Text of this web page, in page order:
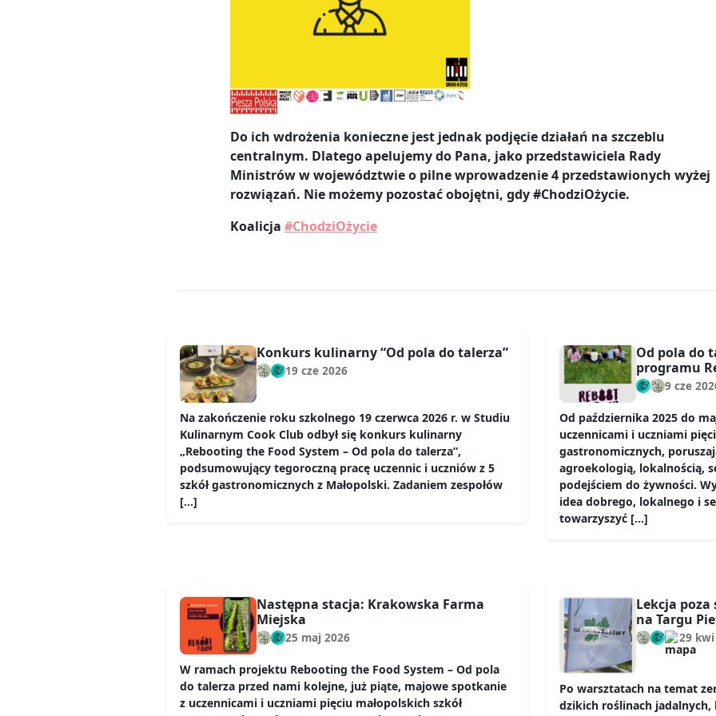
Do ich wdrożenia konieczne jest jednak podjęcie działań na szczeblu
centralnym. Dlatego apelujemy do Pana, jako przedstawiciela Rady
Ministrów w województwie o pilne wprowadzenie 4 przedstawionych wyżej
rozwiązań. Nie możemy pozostać obojętni, gdy#ChodziOżycie.
Koalicja#ChodziOżycie
Konkurs kulinarny “Od pola do talerza”
19 cze 2026
Na zakończenie roku szkolnego 19 czerwca 2026 r. w Studiu
Kulinarnym Cook Club odbył się konkurs kulinarny
„Rebooting the Food System – Od pola do talerza”,
podsumowujący tegoroczną pracę uczennic i uczniów z 5
szkół gastronomicznych z Małopolski. Zadaniem zespołów
[…]
Od pola do
programu
9 cze
Od października 2025 do
uczennicami i uczniami
gastronomicznych,
agroekologią, lokalnością,
podejściem do żywności.
idea dobrego, lokalnego i
towarzyszyć […]
Następna stacja: Krakowska Farma
Miejska
25 maj 2026
W ramach projektu Rebooting the Food System – Od pola
do talerza przed nami kolejne, już piąte, majowe spotkanie
z uczennicami i uczniami pięciu małopolskich szkół
Lekcja poza
na Targu
29
Po warsztatach na temat
dzikich roślinach